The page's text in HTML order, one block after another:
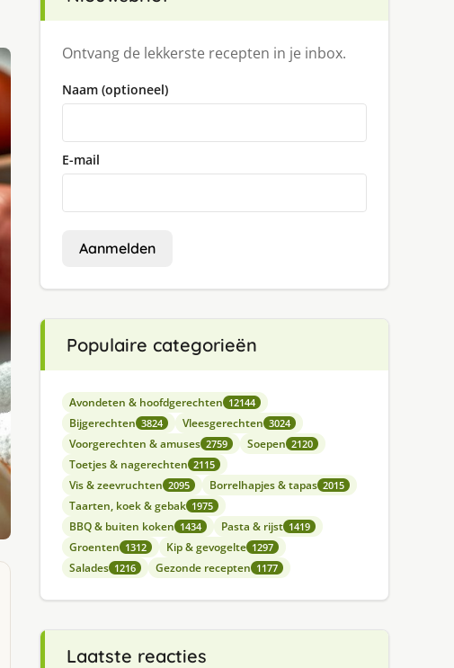
Ontvang de lekkerste recepten in je inbox.
Naam (optioneel)
E-mail
Aanmelden
Populaire categorieën
Avondeten & hoofdgerechten 12144
Bijgerechten 3824 Vleesgerechten 3024
Voorgerechten & amuses 2759 Soepen 2120
Toetjes & nagerechten 2115
Vis & zeevruchten 2095 Borrelhapjes & tapas 2015
Taarten, koek & gebak 1975
BBQ & buiten koken 1434 Pasta & rijst 1419
Groenten 1312 Kip & gevogelte 1297
Salades 1216 Gezonde recepten 1177
Laatste reacties